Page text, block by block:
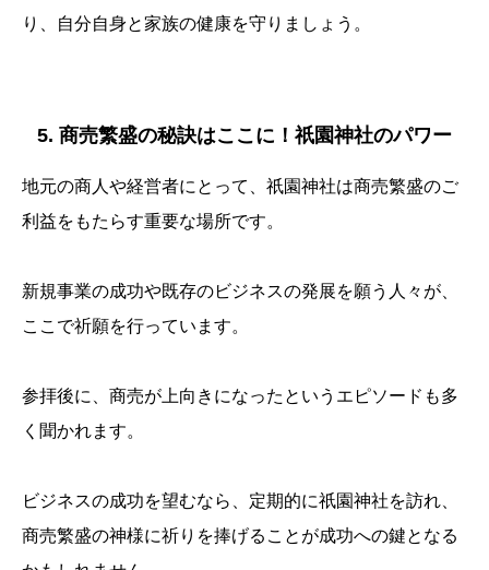
り、自分自身と家族の健康を守りましょう。
5. 商売繁盛の秘訣はここに！祇園神社のパワー
地元の商人や経営者にとって、祇園神社は商売繁盛のご
利益をもたらす重要な場所です。
新規事業の成功や既存のビジネスの発展を願う人々が、
ここで祈願を行っています。
参拝後に、商売が上向きになったというエピソードも多
く聞かれます。
ビジネスの成功を望むなら、定期的に祇園神社を訪れ、
商売繁盛の神様に祈りを捧げることが成功への鍵となる